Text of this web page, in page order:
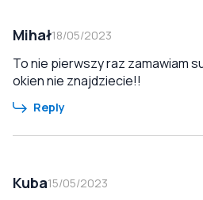
Mihał18/05/2023
To nie pierwszy raz zamawiam
okien nie znajdziecie!!
Reply
Kuba15/05/2023